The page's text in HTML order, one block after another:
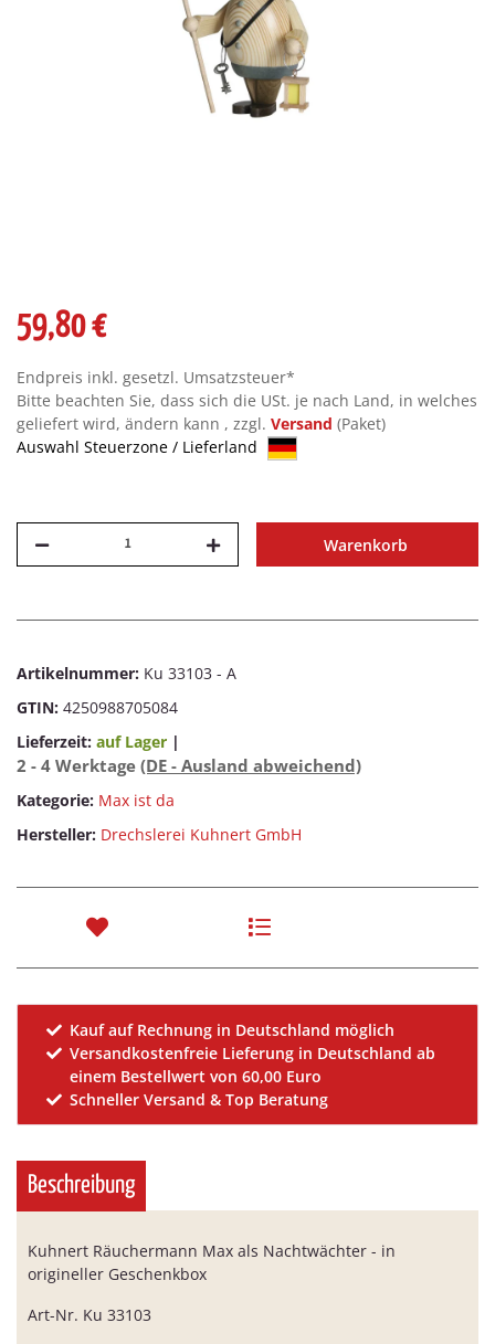
59,80 €
Endpreis inkl. gesetzl. Umsatzsteuer*
Bitte beachten Sie, dass sich die USt. je nach Land, in welches
geliefert wird, ändern kann , zzgl. Versand (Paket)
Auswahl Steuerzone / Lieferland
Warenkorb
Artikelnummer: Ku 33103 - A
GTIN: 4250988705084
Lieferzeit: auf Lager |
2 - 4 Werktage (DE - Ausland abweichend)
Kategorie: Max ist da
Hersteller: Drechslerei Kuhnert GmbH
Kauf auf Rechnung in Deutschland möglich
Versandkostenfreie Lieferung in Deutschland ab
einem Bestellwert von 60,00 Euro
Schneller Versand & Top Beratung
Beschreibung
Kuhnert Räuchermann Max als Nachtwächter - in
origineller Geschenkbox
Art-Nr. Ku 33103